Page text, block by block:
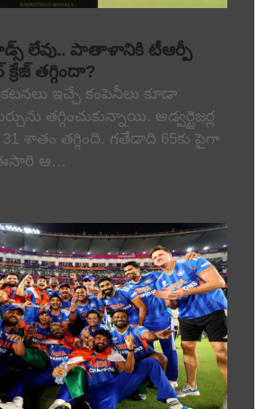
లేవు.. పాతాళానికి టీఆర్పీ
క్రేజ్ తగ్గిందా?
ఇచ్చే కంపెనీలు కూడా
తగ్గించుకున్నాయి. అడ్వర్టైజర్ల
శాతం తగ్గింది. గతేడాది 65కు పైగా
ఈసారి ఆ…